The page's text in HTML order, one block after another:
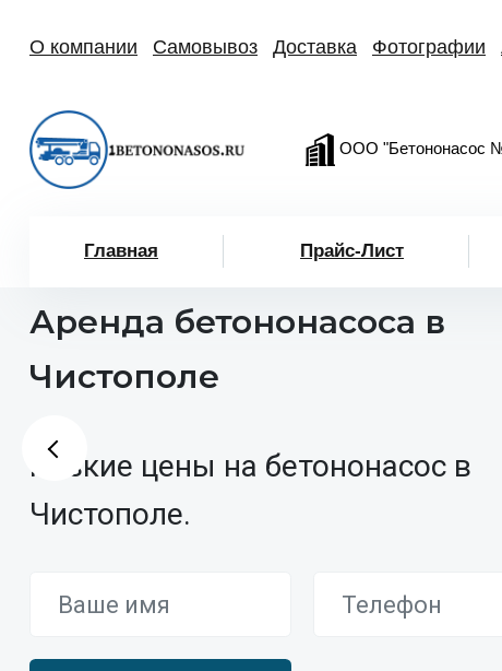
О компании Самовывоз Доставка Фотографии
ООО "Бетононасос
Главная Прайс-Лист
Аренда бетононасоса в
Чистополе
Низкие цены на бетононасос в
Чистополе.